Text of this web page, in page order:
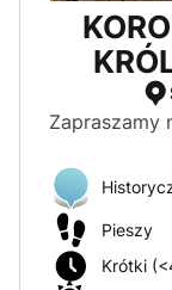
Zapraszamy
Pieszy
Krótki